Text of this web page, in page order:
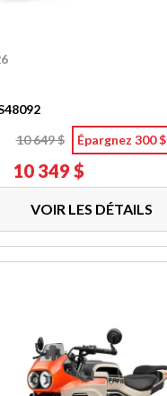
10 649 $
Épargnez 300 $
10 349 $
VOIR LES DÉTAILS